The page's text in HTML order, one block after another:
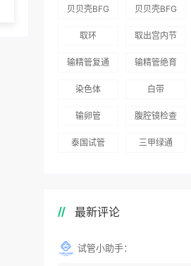
坦就诊患者
96.3%，“医
得分最高
贝贝壳BFG
资源库志愿
贝贝壳BFG
海外辅助生
取环
取出宫内节
输精管复通
输精管绝育
染色体 白带
输卵管 腹腔镜检查
泰国试管 三甲绿通
最新评论
试管小助手：